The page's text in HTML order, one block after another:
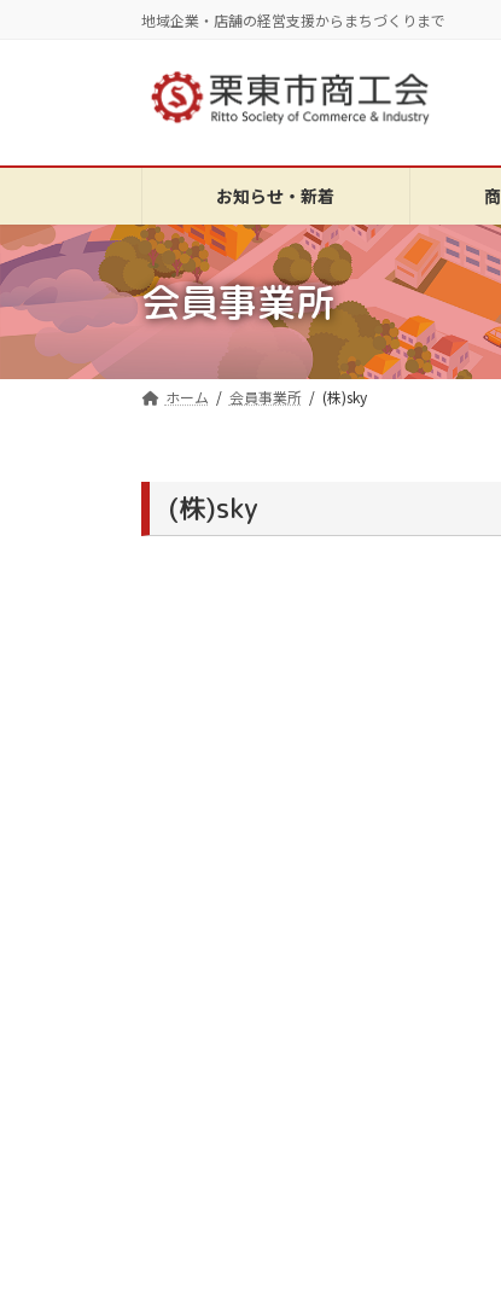
へ
ッ
プ
ョ
移
動
地域企業・店舗の経営支援からまちづくりまで
お知らせ・新着
会員事業所
ホーム 会員事業所 (株)sky
(株)sky